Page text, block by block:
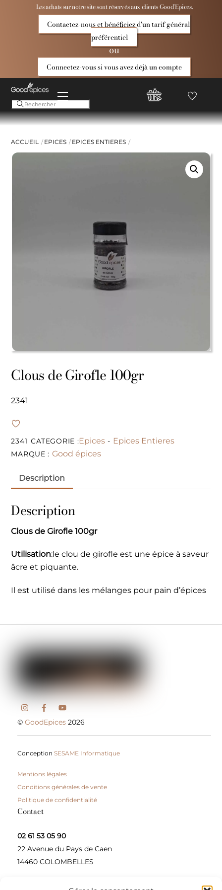
Les achats sur notre site sont réservés aux clients Good’Epices.
Contactez-nous et bénéficiez d'un tarif général
préférentiel
ou
Connectez-vous si vous avez déjà un compte
Menu
Compte
Good
Favoris
ACCUEIL EPICES EPICES ENTIERES
Clous de Girofle 100gr
2341
2341 CATEGORIE :Epices - Epices Entieres
MARQUE : Good épices
Description
Description
Clous de Girofle 100gr
Utilisation:le clou de girofle est une épice à saveur
âcre et piquante.
Il est utilisé dans les mélanges pour pain d’épices
©GoodEpices 2026
ConceptionSESAME Informatique
Mentions légales
Conditions générales de vente
Politique de confidentialité
Contact
02 61 53 05 90
22 Avenue du Pays de Caen
14460 COLOMBELLES